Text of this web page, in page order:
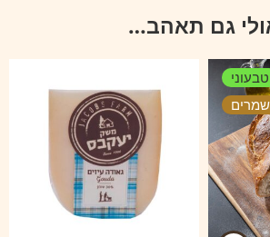
גם תאהב…
טבעוני